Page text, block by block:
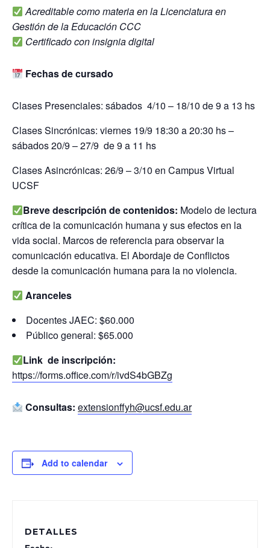
Acreditable como materia en la Licenciatura en
Gestión de la Educación CCC
Certificado con insignia digital
Fechas de cursado
Clases Presenciales: sábados 4/10 – 18/10 de 9 a 13 hs
Clases Sincrónicas: viernes 19/9 18:30 a 20:30 hs –
sábados 20/9 – 27/9 de 9 a 11 hs
Clases Asincrónicas: 26/9 – 3/10 en Campus Virtual
UCSF
Breve descripción de contenidos: Modelo de lectura
crítica de la comunicación humana y sus efectos en la
vida social. Marcos de referencia para observar la
comunicación educativa. El Abordaje de Conflictos
desde la comunicación humana para la no violencia.
Aranceles
Docentes JAEC: $60.000
Público general: $65.000
Link de inscripción:
https://forms.office.com/r/ivdS4bGBZg
Consultas:extensionffyh@ucsf.edu.ar
Add to calendar
DETALLES